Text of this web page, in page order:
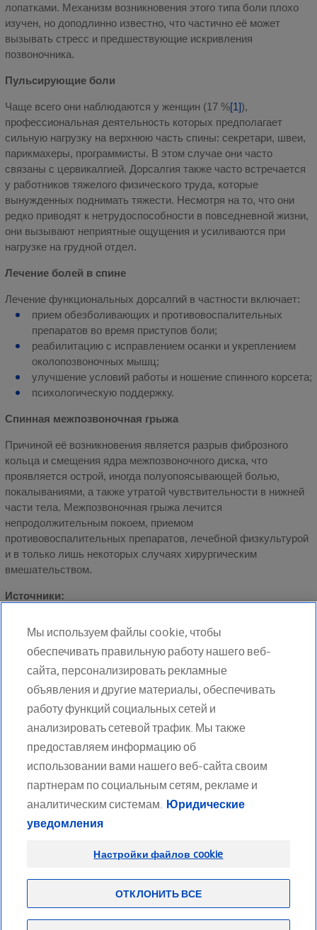
лопатками. Механизм возникновения этого типа боли плохо
изучен, но доподлинно известно, что частично её может
вызывать стресс и предшествующие искривления
позвоночника.
Пульсирующие боли
Чаще всего они наблюдаются у женщин (17 %[1]),
профессиональная деятельность которых предполагает
сильную нагрузку на верхнюю часть спины: секретари, швеи,
парикмахеры, программисты. В этом случае они часто
связаны с цервикалгией. Дорсалгия также часто встречается
у работников тяжелого физического труда, которые
вынужденных поднимать тяжести. Несмотря на то, что они
редко приводят к нетрудоспособности в повседневной жизни,
они вызывают неприятные ощущения и усиливаются при
нагрузке на грудной отдел.
Лечение болей в спине
Лечение функциональных дорсалгий в частности включает:
прием обезболивающих и противовоспалительных
препаратов во время приступов боли;
реабилитацию с исправлением осанки и укреплением
околопозвоночных мышц;
улучшение условий работы и ношение спинного корсета;
психологическую поддержку.
Спинная межпозвоночная грыжа
Причиной её возникновения является разрыв фиброзного
кольца и смещения ядра межпозвоночного диска, что
проявляется острой, иногда полуопоясывающей болью,
покалываниями, а также утратой чувствительности в нижней
части тела. Межпозвоночная грыжа лечится
непродолжительным покоем, приемом
противовоспалительных препаратов, лечебной физкультурой
и в только лишь некоторых случаях хирургическим
вмешательством.
Источники:
ROZENBERG S, MARTY M ET COLL. : LE RACHIS
DORSAL, CE MÉCONNU, ÉD. SAURAMPS
MÉDICAL, 2012
COLLÈGE FRANÇAIS DES ENSEIGNANTS EN
RHUMATOLOGIE : ITEM 2015 : RACHIALGIES.
2010-2011
МЫ В СОЦИАЛЬНЫХ СЕТЯХ
Партнерам
Карта сайта
Мы используем файлы cookie, чтобы
обеспечивать правильную работу нашего веб-
сайта, персонализировать рекламные
объявления и другие материалы, обеспечивать
работу функций социальных сетей и
анализировать сетевой трафик. Мы также
предоставляем информацию об
использовании вами нашего веб-сайта своим
партнерам по социальным сетям, рекламе и
аналитическим системам. Юридические
уведомления
Настройки файлов cookie
ОТКЛОНИТЬ ВСЕ